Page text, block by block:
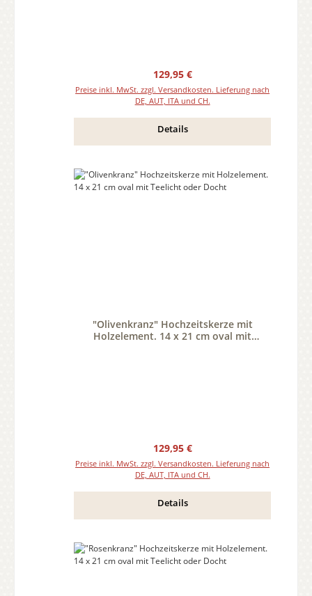
Regulärer Preis:
129,95 €
Preise inkl. MwSt. zzgl. Versandkosten. Lieferung nach
DE, AUT, ITA und CH.
Details
"Olivenkranz" Hochzeitskerze mit
Holzelement. 14 x 21 cm oval mit
Regulärer Preis:
129,95 €
Preise inkl. MwSt. zzgl. Versandkosten. Lieferung nach
DE, AUT, ITA und CH.
Details